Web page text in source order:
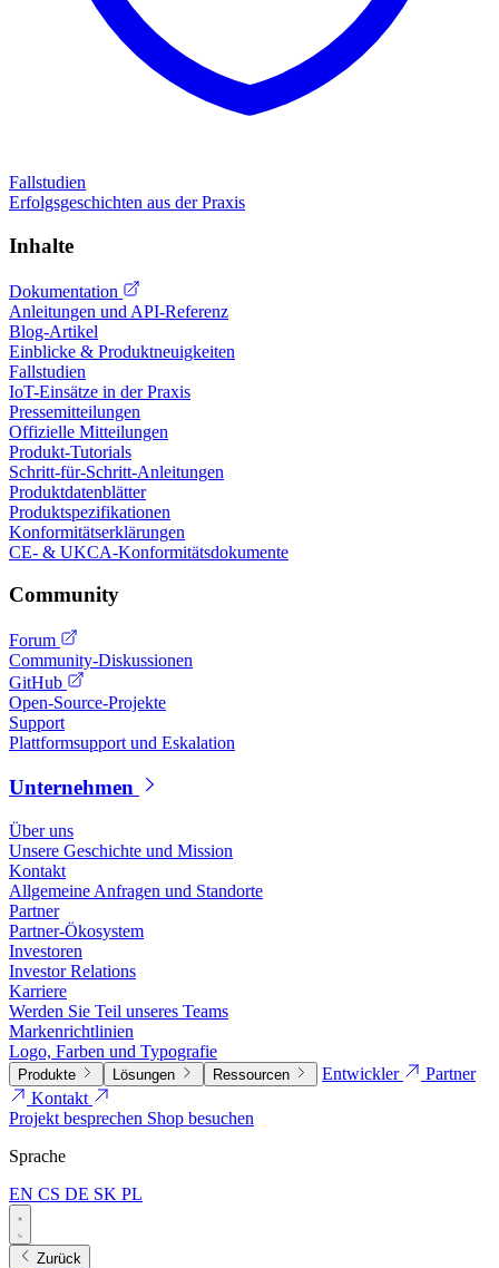
Fallstudien
Erfolgsgeschichten aus der Praxis
Inhalte
Dokumentation
Anleitungen und API-Referenz
Blog-Artikel
Einblicke & Produktneuigkeiten
Fallstudien
IoT-Einsätze in der Praxis
Pressemitteilungen
Offizielle Mitteilungen
Produkt-Tutorials
Schritt-für-Schritt-Anleitungen
Produktdatenblätter
Produktspezifikationen
Konformitätserklärungen
CE- & UKCA-Konformitätsdokumente
Community
Forum
Community-Diskussionen
GitHub
Open-Source-Projekte
Support
Plattformsupport und Eskalation
Unternehmen
Über uns
Unsere Geschichte und Mission
Kontakt
Allgemeine Anfragen und Standorte
Partner
Partner-Ökosystem
Investoren
Investor Relations
Karriere
Werden Sie Teil unseres Teams
Markenrichtlinien
Logo, Farben und Typografie
Produkte Lösungen Ressourcen Entwickler
Partner
Kontakt
Projekt besprechen Shop besuchen
Sprache
EN CS DE SK PL
Zurück